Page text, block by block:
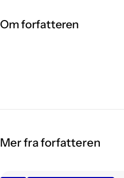
Om forfatteren
Mer fra forfatteren